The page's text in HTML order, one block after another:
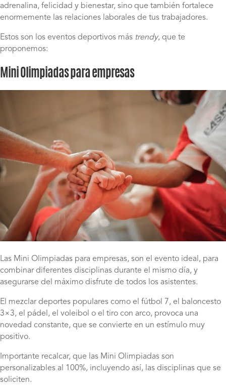
adrenalina, felicidad y bienestar, sino que también fortalece
enormemente las relaciones laborales de tus trabajadores.
Estos son los eventos deportivos más trendy, que te
proponemos:
Mini Olimpiadas para empresas
Las Mini Olimpiadas para empresas, son el evento ideal, para
combinar diferentes disciplinas durante el mismo día, y
asegurarse del máximo disfrute de todos los asistentes.
El mezclar deportes populares como el fútbol 7, el baloncesto
3×3, el pádel, el voleibol o el tiro con arco, provoca una
novedad constante, que se convierte en un estímulo muy
positivo.
Importante recalcar, que las Mini Olimpiadas son
personalizables al 100%, incluyendo así, las disciplinas que se
soliciten.